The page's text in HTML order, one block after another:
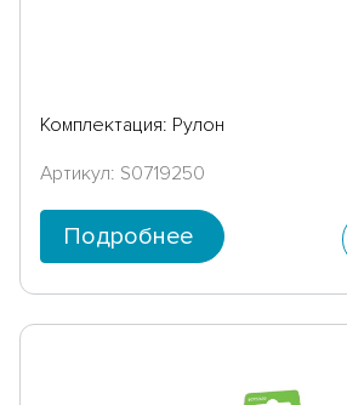
Комплектация: Рулон
Артикул: S0719250
Подробнее